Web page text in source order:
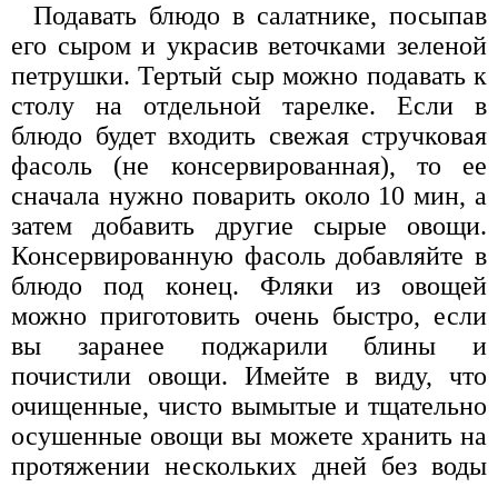
Подавать блюдо в салатнике, посыпав
его сыром и украсив веточками зеленой
петрушки. Тертый сыр можно подавать к
столу на отдельной тарелке. Если в
блюдо будет входить свежая стручковая
фасоль (не консервированная), то ее
сначала нужно поварить около 10 мин, а
затем добавить другие сырые овощи.
Консервированную фасоль добавляйте в
блюдо под конец. Фляки из овощей
можно приготовить очень быстро, если
вы заранее поджарили блины и
почистили овощи. Имейте в виду, что
очищенные, чисто вымытые и тщательно
осушенные овощи вы можете хранить на
протяжении нескольких дней без воды